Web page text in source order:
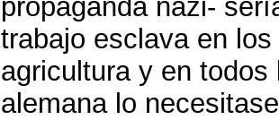
propaganda nazi-
trabajo esclava en
agricultura y en
alemana lo